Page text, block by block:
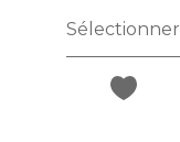
Sélectionner